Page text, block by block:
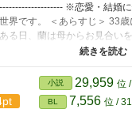
-------------------- ※恋愛・結婚
世界です。 ＜あらすじ＞ 33
ある日、蘭は母からお見合い
婚に興味のない蘭は断ろうと
業の御曹司である左京は、母
いをセッティングされ、相手
ないまま、渋々お見合いの席
小説 29,959 位
BL 7,556 位 /